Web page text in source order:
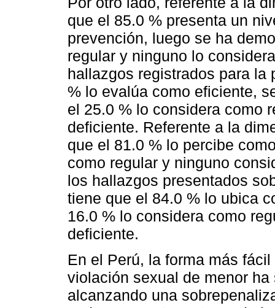
que el 85.0 % presenta un
prevención, luego se ha
regular y ninguno lo
hallazgos registrados para
% lo evalúa como eficiente,
el 25.0 % lo considera como
deficiente. Referente a la
que el 81.0 % lo percibe
como regular y ninguno
los hallazgos presentados
tiene que el 84.0 % lo ubica
16.0 % lo considera como
deficiente.
En el Perú, la forma más
violación sexual de menor
alcanzando una